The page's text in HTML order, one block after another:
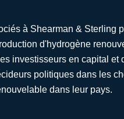
à Shearman &
d'hydrogène
investisseurs en capital
politiques dans les
dans leur pays.